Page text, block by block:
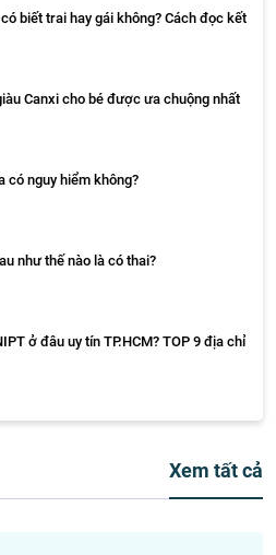
biết trai hay gái không? Cách đọc kết
Canxi cho bé được ưa chuộng nhất
có nguy hiểm không?
như thế nào là có thai?
ở đâu uy tín TP.HCM? TOP 9 địa chỉ
Xem tất cả